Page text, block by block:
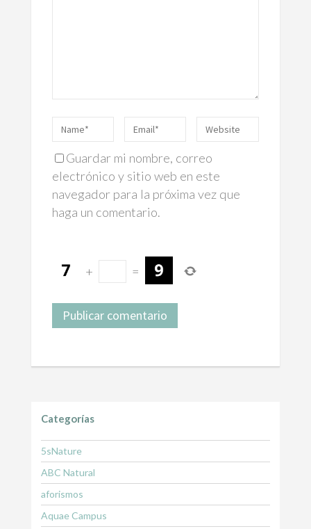
Guardar mi nombre, correo
electrónico y sitio web en este
navegador para la próxima vez que
haga un comentario.
+ =
Categorías
5sNature
ABC Natural
aforismos
Aquae Campus